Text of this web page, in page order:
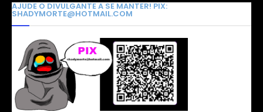
AJUDE O DIVULGANTE A SE MANTER! PIX:
SHADYMORTE@HOTMAIL.COM